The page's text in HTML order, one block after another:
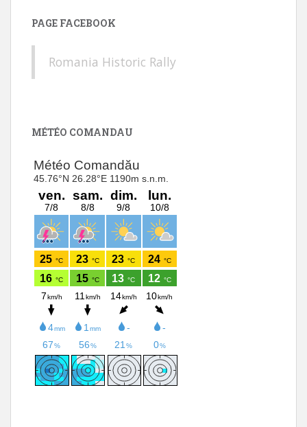
PAGE FACEBOOK
Romania Historic Rally
MÉTÉO COMANDAU